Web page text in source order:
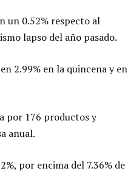
un 0.52% respecto al
lapso del año pasado.
2.99% en la quincena y en
por 176 productos y
anual.
por encima del 7.36% de